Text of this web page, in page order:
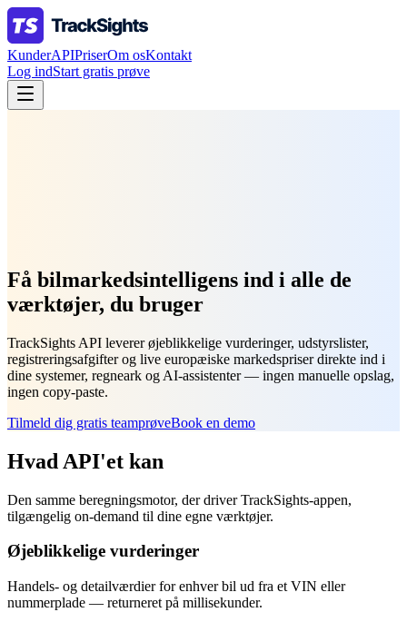
KunderAPIPriserOm osKontakt
Log indStart gratis prøve
Få bilmarkedsintelligens ind i alle de
værktøjer, du bruger
TrackSights API leverer øjeblikkelige vurderinger, udstyrslister,
registreringsafgifter og live europæiske markedspriser direkte ind i
dine systemer, regneark og AI-assistenter — ingen manuelle opslag,
ingen copy-paste.
Tilmeld dig gratis teamprøveBook en demo
Hvad API'et kan
Den samme beregningsmotor, der driver TrackSights-appen,
tilgængelig on-demand til dine egne værktøjer.
Øjeblikkelige vurderinger
Handels- og detailværdier for enhver bil ud fra et VIN eller
nummerplade — returneret på millisekunder.